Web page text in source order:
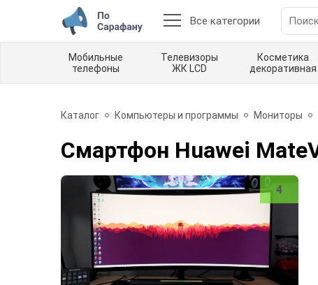
Все категории
Мобильные
телефоны
Телевизоры
ЖК LCD
Косметика
декоративная
Каталог Компьютеры и программы Мониторы
Смартфон Huawei
4